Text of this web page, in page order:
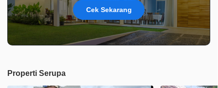
Cek Sekarang
Properti Serupa